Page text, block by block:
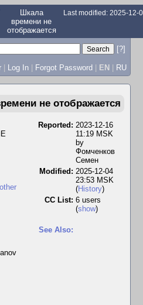
Шкала
времени не
отображается
Last modified: 2025-12-
[?]
| Log In | Forgot Password | EN | RU
не отображается
Reported: 2023-12-16
11:19 MSK
by
Фомченков
Семен
Modified: 2025-12-04
23:53 MSK
(History)
CC List: 6 users
(show)
See Also: